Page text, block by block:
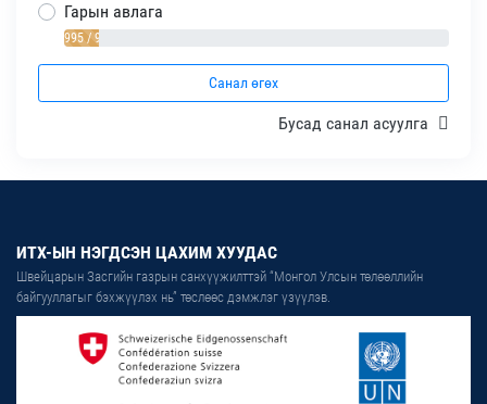
Гарын авлага
995 / 9%
Санал өгөх
Бусад санал асуулга
ИТХ-ЫН НЭГДСЭН ЦАХИМ ХУУДАС
Швейцарын Засгийн газрын санхүүжилттэй “Монгол Улсын төлөөллийн
байгууллагыг бэхжүүлэх нь” төслөөс дэмжлэг үзүүлэв.